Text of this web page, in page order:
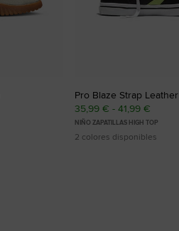
Pro Blaze Strap Leather
35,99 € - 41,99 €
NIÑO ZAPATILLAS HIGH TOP
2 colores disponibles